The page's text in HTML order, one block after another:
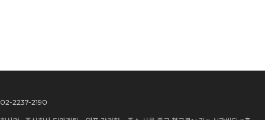
02-2237-2190